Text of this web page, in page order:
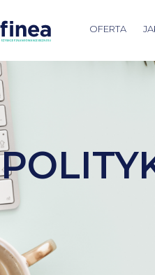
OFERTA